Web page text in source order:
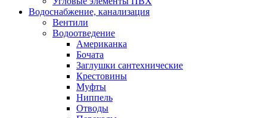
Водоснабжение, канализация
Вентили
Водоотведение
Американка
Бочата
Заглушки сантехнические
Крестовины
Муфты
Ниппель
Отводы